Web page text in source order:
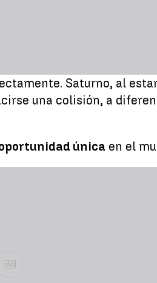
Saturno, al
una colisión, a
única en el
Ad